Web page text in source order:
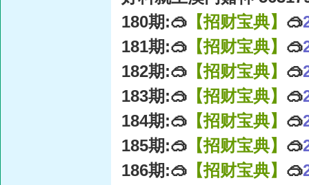
180期:🥽 【招财宝典】 🥽
181期:🥽 【招财宝典】 🥽
182期:🥽 【招财宝典】 🥽
183期:🥽 【招财宝典】 🥽
184期:🥽 【招财宝典】 🥽
185期:🥽 【招财宝典】 🥽
186期:🥽 【招财宝典】 🥽